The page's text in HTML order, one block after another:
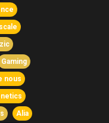
Gaming
nous
Alia